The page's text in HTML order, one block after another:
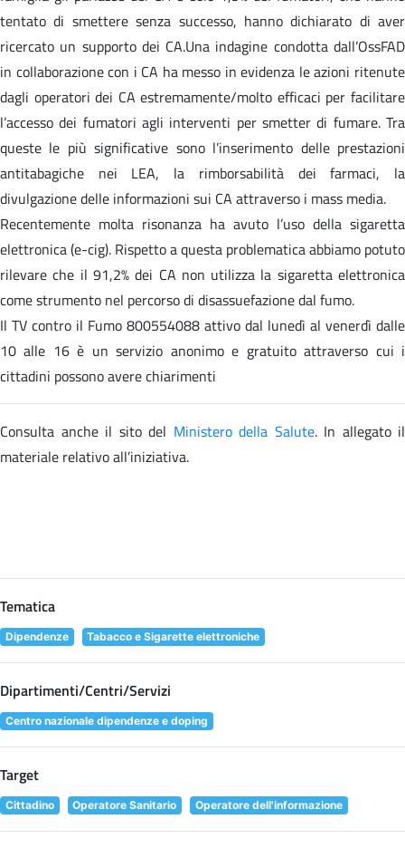
tentato di smettere senza successo, hanno dichiarato di aver
ricercato un supporto dei CA.Una indagine condotta dall’OssFAD
in collaborazione con i CA ha messo in evidenza le azioni ritenute
dagli operatori dei CA estremamente/molto efficaci per facilitare
l’accesso dei fumatori agli interventi per smetter di fumare. Tra
queste le più significative sono l’inserimento delle prestazioni
antitabagiche nei LEA, la rimborsabilità dei farmaci, la
divulgazione delle informazioni sui CA attraverso i mass media.
Recentemente molta risonanza ha avuto l’uso della sigaretta
elettronica (e-cig). Rispetto a questa problematica abbiamo potuto
rilevare che il 91,2% dei CA non utilizza la sigaretta elettronica
come strumento nel percorso di disassuefazione dal fumo.
Il TV contro il Fumo 800554088 attivo dal lunedì al venerdì dalle
10 alle 16 è un servizio anonimo e gratuito attraverso cui i
cittadini possono avere chiarimenti
Consulta anche il sitodel Ministero della Salute. In allegato il
materiale relativo all’iniziativa.
Tematica
Dipendenze Tabacco e Sigarette elettroniche
Dipartimenti/Centri/Servizi
Centro nazionale dipendenze e doping
Target
Cittadino Operatore Sanitario Operatore dell'informazione